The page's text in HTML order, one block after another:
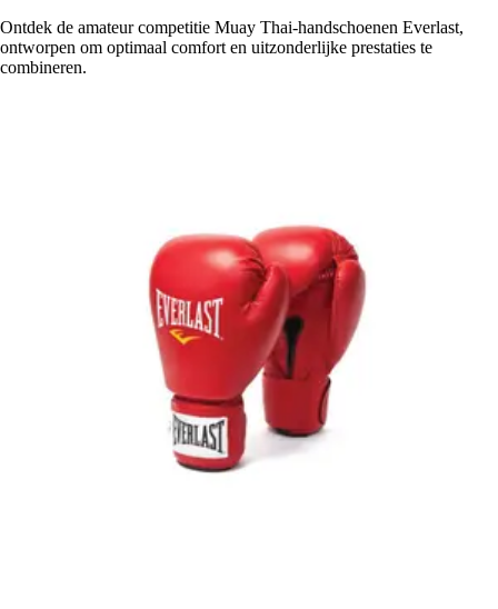
Ontdek de amateur competitie Muay Thai-handschoenen Everlast,
ontworpen om optimaal comfort en uitzonderlijke prestaties te
combineren.